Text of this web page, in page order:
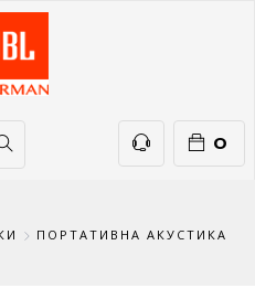
0
ТЕЛЕФОНИ
ПОРТАТИВНА АКУСТИКА